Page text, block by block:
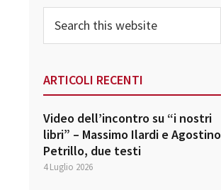
this
ARTICOLI RECENTI
Video dell’incontro su “i nostri
libri” – Massimo Ilardi e Agostino
Petrillo, due testi
4 Luglio 2026